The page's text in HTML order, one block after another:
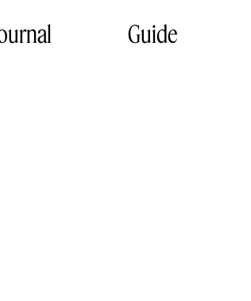
Guide